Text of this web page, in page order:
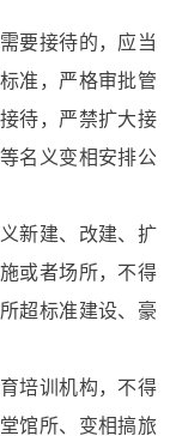
要接待的，应当
准，严格审批管
待，严禁扩大接
名义变相安排公
新建、改建、扩
或者场所，不得
超标准建设、豪
培训机构，不得
馆所、变相搞旅